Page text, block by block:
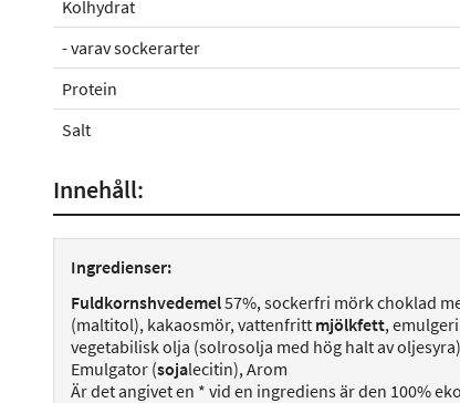
Kolhydrat
- varav sockerarter
Protein
Salt
Innehåll:
Ingredienser:
Fuldkornshvedemel57%, sockerfri mörk choklad
(maltitol), kakaosmör, vattenfritt mjölkfett,
vegetabilisk olja (solrosolja med hög halt av
Emulgator (sojalecitin), Arom
Är det angivet en * vid en ingrediens är den 100%